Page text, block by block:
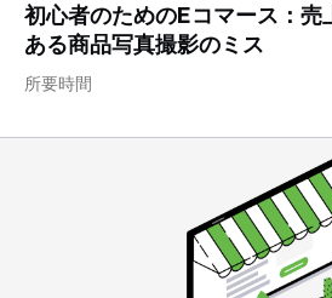
初心者のためのEコマース：売
ある商品写真撮影のミス
所要時間